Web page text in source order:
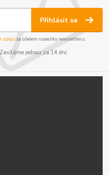
Přihlásit se
údajůza účelem rozesílky newsletteru.
jednou za 14 dní.